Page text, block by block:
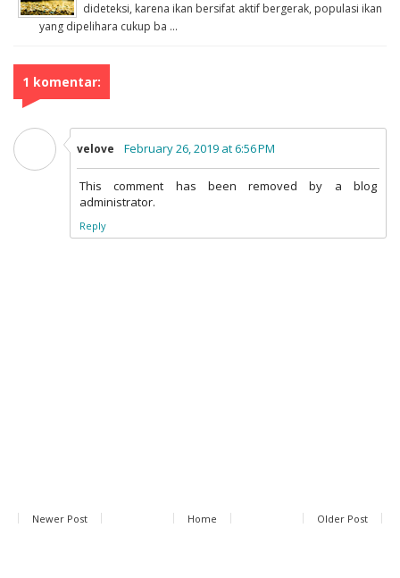
dideteksi, karena ikan bersifat aktif bergerak, populasi ikan
yang dipelihara cukup ba ...
1 komentar:
velove February 26, 2019 at 6:56 PM
This comment has been removed by a blog
administrator.
Reply
Newer Post Older Post
Home